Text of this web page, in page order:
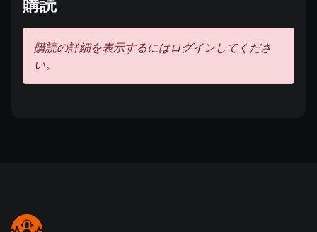
購読
購読の詳細を表示するにはログインしてくださ
い。